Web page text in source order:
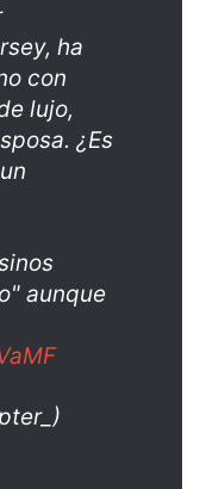
ha
con
lujo,
¿Es
aunque